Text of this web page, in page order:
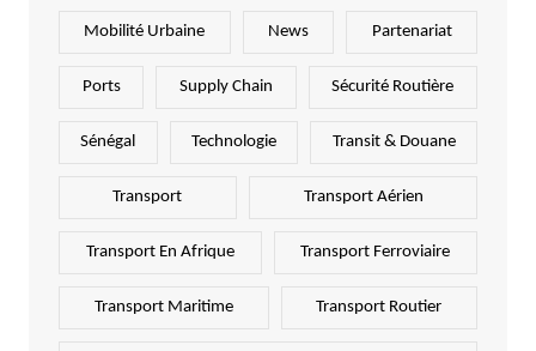
Mobilité Urbaine News Partenariat
Ports Supply Chain Sécurité Routière
Sénégal Technologie Transit & Douane
Transport Transport Aérien
Transport En Afrique Transport Ferroviaire
Transport Maritime Transport Routier